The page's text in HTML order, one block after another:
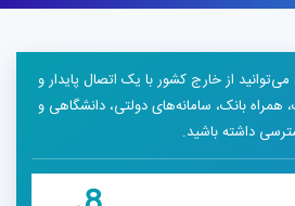
از خارج کشور با یک اتصال پایدار و
بانک، سامانه‌های دولتی، دانشگاهی و
داشته باشید.